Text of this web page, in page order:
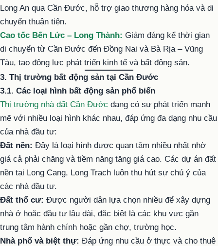
Long An qua Cần Đước, hỗ trợ giao thương hàng hóa và di
chuyển thuận tiện.
Cao tốc Bến Lức – Long Thành: Giảm đáng kể thời gian
di chuyển từ Cần Đước đến Đồng Nai và Bà Rịa – Vũng
Tàu, tạo động lực phát triển kinh tế và bất động sản.
3. Thị trường bất động sản tại Cần Đước
3.1. Các loại hình bất động sản phổ biến
Thị trường nhà đất Cần Đước đang có sự phát triển mạnh
mẽ với nhiều loại hình khác nhau, đáp ứng đa dạng nhu cầu
của nhà đầu tư:
Đất nền: Đây là loại hình được quan tâm nhiều nhất nhờ
giá cả phải chăng và tiềm năng tăng giá cao. Các dự án đất
nền tại Long Cang, Long Trạch luôn thu hút sự chú ý của
các nhà đầu tư.
Đất thổ cư: Được người dân lựa chọn nhiều để xây dựng
nhà ở hoặc đầu tư lâu dài, đặc biệt là các khu vực gần
trung tâm hành chính hoặc gần chợ, trường học.
Nhà phố và biệt thự: Đáp ứng nhu cầu ở thực và cho thuê